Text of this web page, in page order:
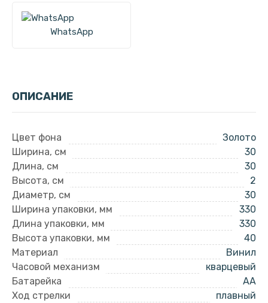
WhatsApp
ОПИСАНИЕ
Цвет фона
Золото
Ширина, см
30
Длина, см
30
Высота, см
2
Диаметр, см
30
Ширина упаковки, мм
330
Длина упаковки, мм
330
Высота упаковки, мм
40
Материал
Винил
Часовой механизм
кварцевый
Батарейка
AA
Ход стрелки
плавный